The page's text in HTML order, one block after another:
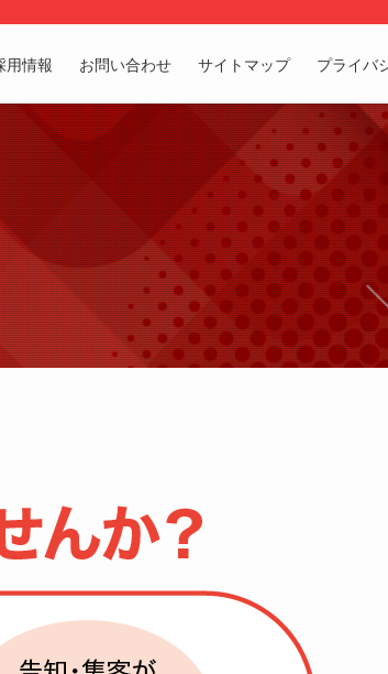
用情報 お問い合わせ サイトマップ プライバ